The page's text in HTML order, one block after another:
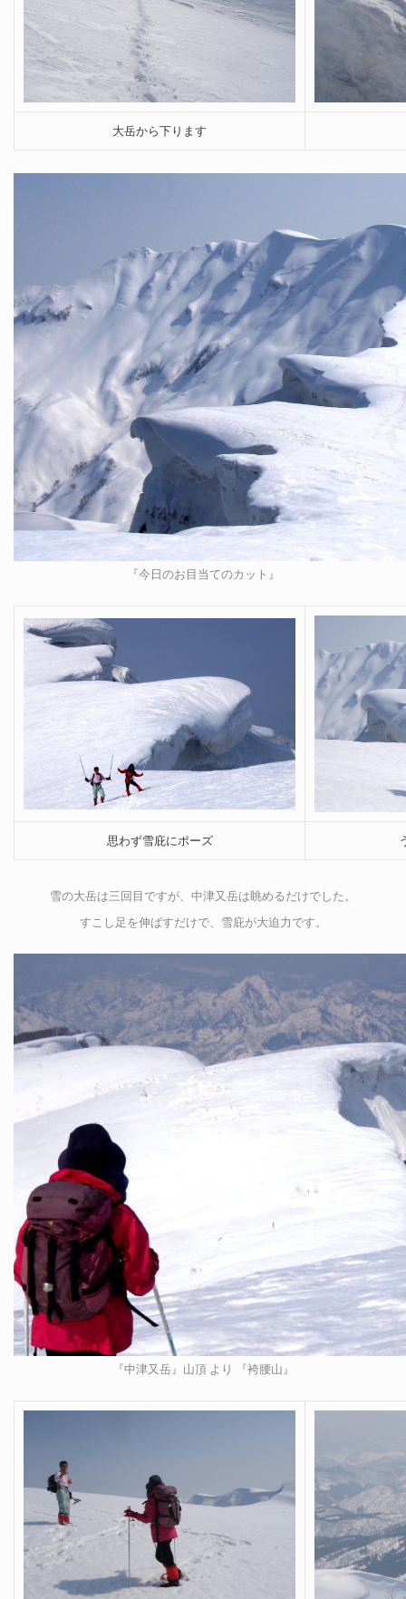
大岳から下ります
『今日のお目当てのカット』
思わず雪庇にポーズ
雪の大岳は三回目ですが、中津又岳は眺めるだけでした。
すこし足を伸ばすだけで、雪庇が大迫力です。
『中津又岳』山頂 より 『袴腰山』